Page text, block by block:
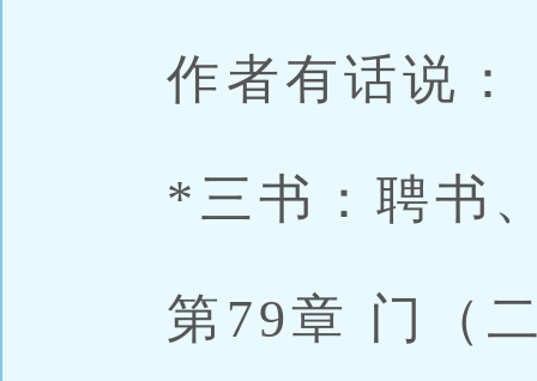
作者有话说：
*三书：聘书
第79章 门（